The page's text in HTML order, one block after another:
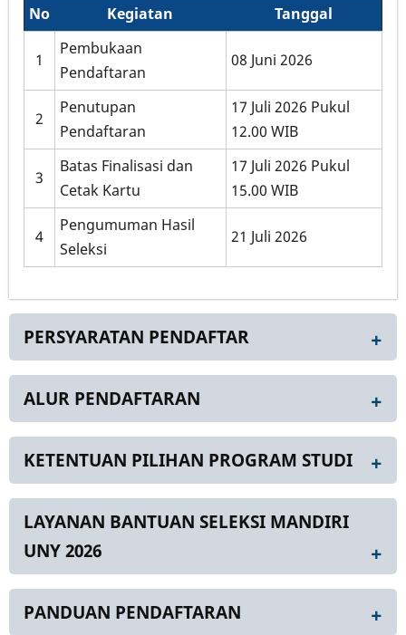
No Kegiatan Tanggal
1
Pembukaan
Pendaftaran
08 Juni 2026
2
Penutupan
Pendaftaran
17 Juli 2026 Pukul
12.00 WIB
3
Batas Finalisasi dan
Cetak Kartu
17 Juli 2026 Pukul
15.00 WIB
4
Pengumuman Hasil
Seleksi
21 Juli 2026
PERSYARATAN PENDAFTAR
ALUR PENDAFTARAN
KETENTUAN PILIHAN PROGRAM STUDI
LAYANAN BANTUAN SELEKSI MANDIRI
UNY 2026
PANDUAN PENDAFTARAN